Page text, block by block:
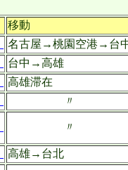
移動
名古屋→桃園空港→台
台中→高雄
高雄滞在
〃
〃
高雄→台北